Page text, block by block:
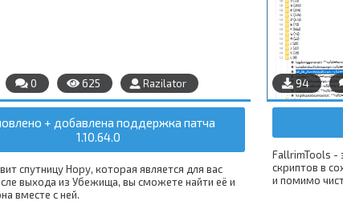
0 625 Razilator
+ добавлена поддержка патча
1.10.64.0
спутницу Нору, которая является для вас
выхода из Убежища, вы сможете найти её и
вместе с ней.
94
FallrimTools -
скриптов в
и помимо